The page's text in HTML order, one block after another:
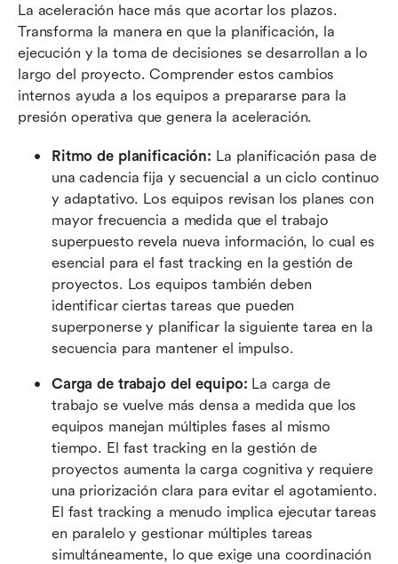
La aceleración hace más que acortar los plazos.
Transforma la manera en que la planificación, la
ejecución y la toma de decisiones se desarrollan a lo
largo del proyecto. Comprender estos cambios
internos ayuda a los equipos a prepararse para la
presión operativa que genera la aceleración.
Ritmo de planificación: La planificación pasa de
una cadencia fija y secuencial a un ciclo continuo
y adaptativo. Los equipos revisan los planes con
mayor frecuencia a medida que el trabajo
superpuesto revela nueva información, lo cual es
esencial para el fast tracking en la gestión de
proyectos. Los equipos también deben
identificar ciertas tareas que pueden
superponerse y planificar la siguiente tarea en la
secuencia para mantener el impulso.
Carga de trabajo del equipo: La carga de
trabajo se vuelve más densa a medida que los
equipos manejan múltiples fases al mismo
tiempo. El fast tracking en la gestión de
proyectos aumenta la carga cognitiva y requiere
una priorización clara para evitar el agotamiento.
El fast tracking a menudo implica ejecutar tareas
en paralelo y gestionar múltiples tareas
simultáneamente, lo que exige una coordinación